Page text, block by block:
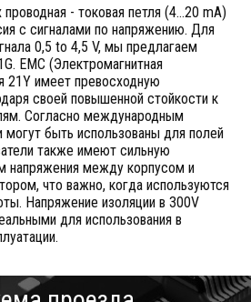
- токовая петля (4…20 mA)
с сигналами по напряжению. Для
0,5 to 4,5 V, мы предлагаем
EMC (Электромагнитная
21Y имеет превосходную
своей повышенной стойкости к
Согласно международным
могут быть использованы для полей
также имеют сильную
напряжения между корпусом и
что важно, когда используются
Напряжение изоляции в 300V
для использования в